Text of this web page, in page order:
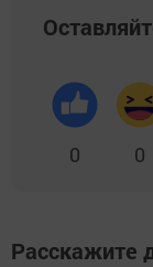
0 0
Расскажите